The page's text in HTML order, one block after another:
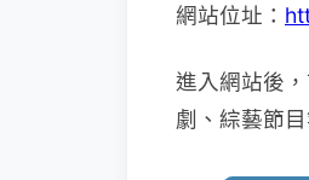
網站位址：
進入網站後
劇、綜藝節